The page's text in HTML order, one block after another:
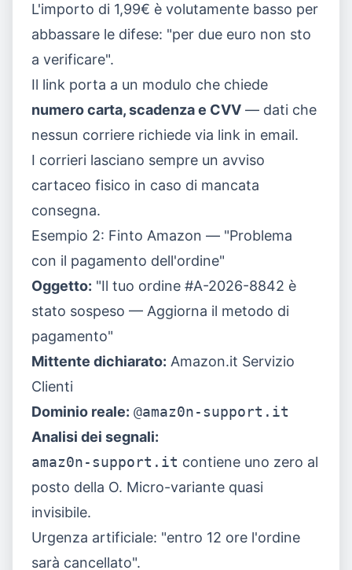
L'importo di 1,99€ è volutamente basso per
abbassare le difese: "per due euro non sto
a verificare".
Il link porta a un modulo che chiede
numero carta, scadenza e CVV — dati che
nessun corriere richiede via link in email.
I corrieri lasciano sempre un avviso
cartaceo fisico in caso di mancata
consegna.
Esempio 2: Finto Amazon — "Problema
con il pagamento dell'ordine"
Oggetto: "Il tuo ordine #A-2026-8842 è
stato sospeso — Aggiorna il metodo di
pagamento"
Mittente dichiarato: Amazon.it Servizio
Clienti
Dominio reale: @amaz0n-support.it
Analisi dei segnali:
amaz0n-support.it contiene uno zero al
posto della O. Micro-variante quasi
invisibile.
Urgenza artificiale: "entro 12 ore l'ordine
sarà cancellato".